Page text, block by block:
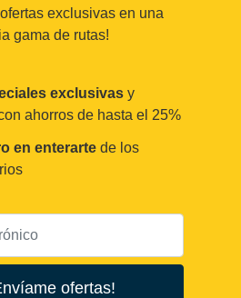
exclusivas en una
gama de rutas!
exclusivas y
ahorros de hasta el 25%
en enterarte de los
ofertas!